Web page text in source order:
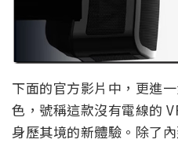
下面的官方影片中，更進
色，號稱這款沒有電線的
身歷其境的新體驗。除了